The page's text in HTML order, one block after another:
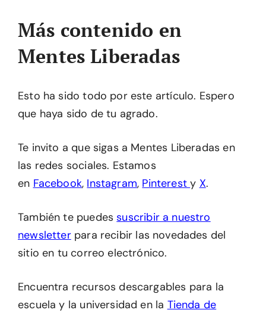
Más contenido en
Mentes Liberadas
Esto ha sido todo por este artículo. Espero
que haya sido de tu agrado.
Te invito a que sigas a Mentes Liberadas en
las redes sociales. Estamos
en Facebook, Instagram, Pinteresty X.
También te puedessuscribir a nuestro
newsletterpara recibir las novedades del
sitio en tu correo electrónico.
Encuentra recursos descargables para la
escuela y la universidad en la Tienda de